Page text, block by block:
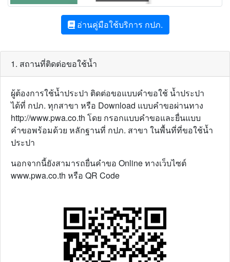
อ่านคู่มือใช้บริการ กปภ.
1. สถานที่ติดต่อขอใช้น้ำ
ผู้ต้องการใช้น้ำประปา ติดต่อขอแบบคำขอใช้ น้ำประปา
ได้ที่ กปภ. ทุกสาขา หรือ Download แบบคำขอผ่านทาง
http://www.pwa.co.th โดย กรอกแบบคำขอและยื่นแบบ
คำขอพร้อมด้วย หลักฐานที่ กปภ. สาขา ในพื้นที่ที่ขอใช้น้ำ
ประปา
นอกจากนี้ยังสามารถยื่นคำขอ Online ทางเว็บไซต์
www.pwa.co.th หรือ QR Code